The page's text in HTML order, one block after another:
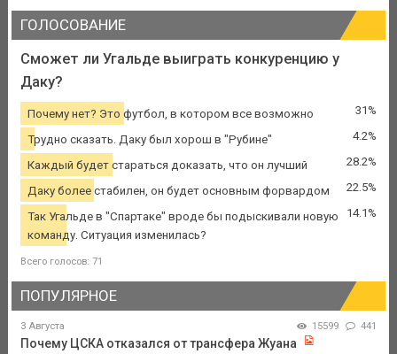
ГОЛОСОВАНИЕ
Сможет ли Угальде выиграть конкуренцию у
Даку?
Почему нет? Это футбол, в котором все возможно 31%
Трудно сказать. Даку был хорош в "Рубине" 4.2%
Каждый будет стараться доказать, что он лучший 28.2%
Даку более стабилен, он будет основным форвардом 22.5%
Так Угальде в "Спартаке" вроде бы подыскивали новую
команду. Ситуация изменилась?
14.1%
Всего голосов: 71
ПОПУЛЯРНОЕ
3 Августа 15599 441
Почему ЦСКА отказался от трансфера Жуана